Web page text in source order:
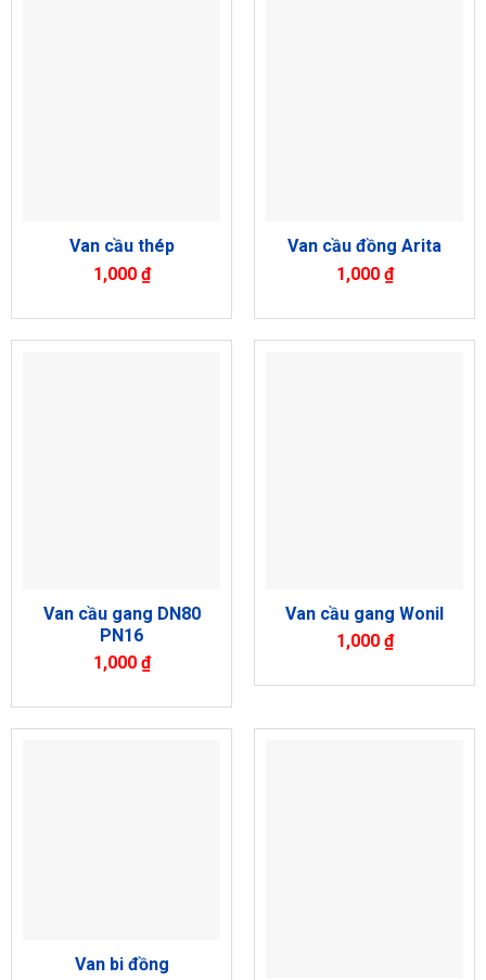
Van cầu thép
1,000 ₫
Van cầu đồng Arita
1,000 ₫
Van cầu gang DN80
PN16
1,000 ₫
Van cầu gang Wonil
1,000 ₫
Van bi đồng